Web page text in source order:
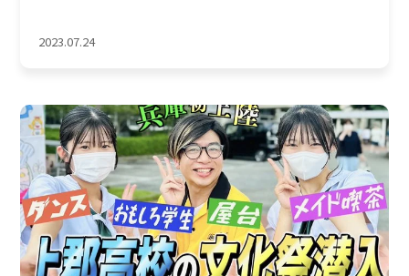
2023.07.24